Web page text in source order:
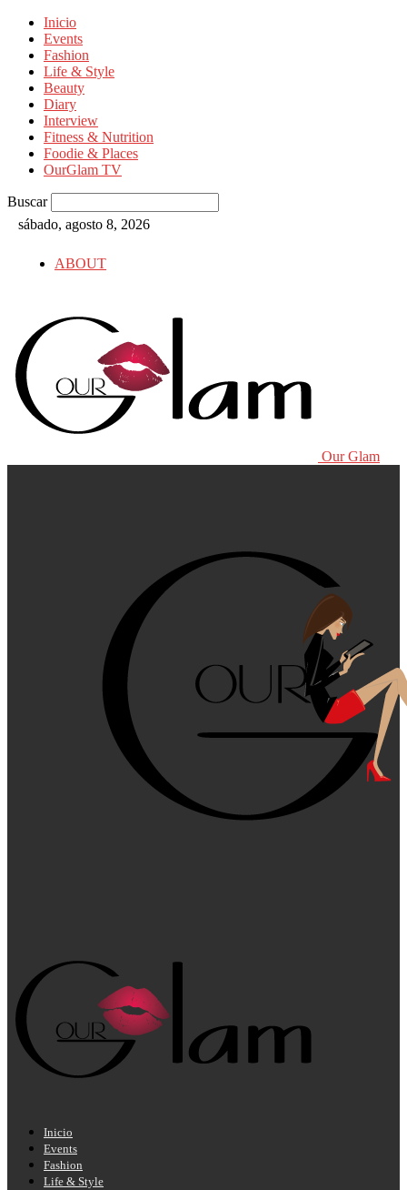
Inicio
Events
Fashion
Life & Style
Beauty
Diary
Interview
Fitness & Nutrition
Foodie & Places
OurGlam TV
Buscar
sábado, agosto 8, 2026
ABOUT
Our Glam
Inicio
Events
Fashion
Life & Style